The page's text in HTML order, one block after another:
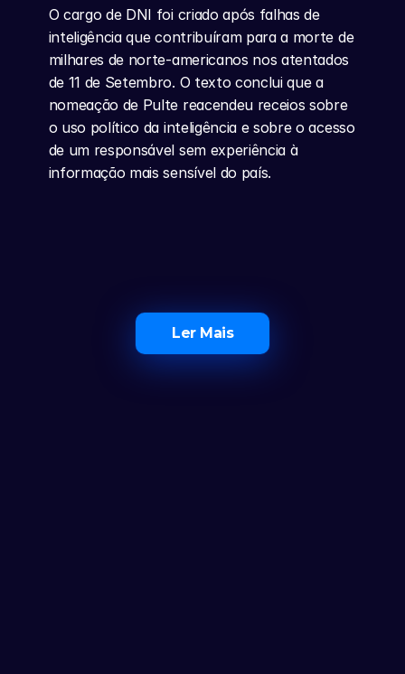
O cargo de DNI foi criado após falhas de
inteligência que contribuíram para a morte de
milhares de norte-americanos nos atentados
de 11 de Setembro. O texto conclui que a
nomeação de Pulte reacendeu receios sobre
o uso político da inteligência e sobre o acesso
de um responsável sem experiência à
informação mais sensível do país.
Ler Mais